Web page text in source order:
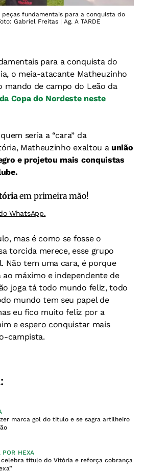
peças fundamentais para a conquista do
Gabriel Freitas | Ag. A TARDE
para a conquista do
o meia-atacante Matheuzinho
mando de campo do Leão da
Copa do Nordeste neste
seria a “cara” da
Matheuzinho exaltou a união
e projetou mais conquistas
em primeira mão!
WhatsApp.
mas é como se fosse o
torcida merece, esse grupo
Não tem uma cara, é porque
máximo e independente de
joga tá todo mundo feliz, todo
mundo tem seu papel de
eu fico muito feliz por a
e espero conquistar mais
campista.
marca gol do título e se sagra artilheiro
POR HEXA
celebra título do Vitória e reforça cobrança